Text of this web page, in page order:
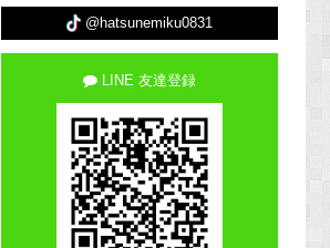
@hatsunemiku0831
LINE 友達登録